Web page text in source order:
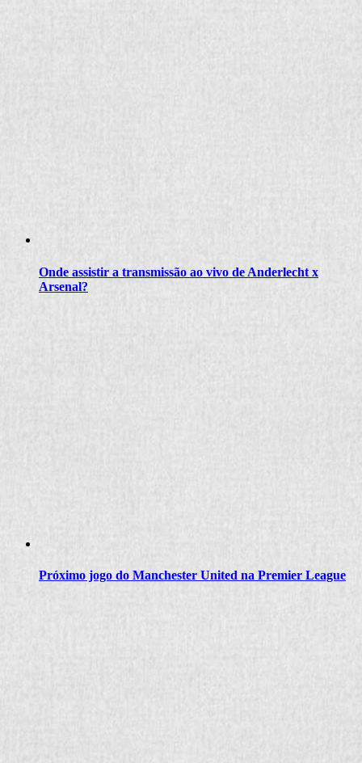
Onde assistir a transmissão ao vivo de Anderlecht x
Arsenal?
Próximo jogo do Manchester United na Premier League